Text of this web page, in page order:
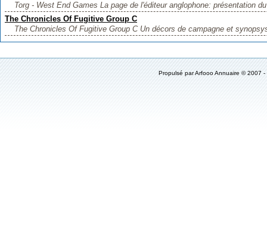
Torg - West End Games La page de l'éditeur anglophone: présentation
The Chronicles Of Fugitive Group C
The Chronicles Of Fugitive Group C Un décors de campagne et
Propulsé parArfooo Annuaire © 2007